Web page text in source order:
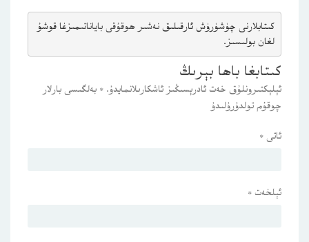
كىتابلارنى چۈشۈرۈش ئارقىلىق نەشىر ھوقۇقى باياناتىمىزغا قوشۇ
لغان بولىسىز.
كىتابغا باھا بېرىڭ
ئېلېكتىرونلۇق خەت ئادرېسىڭىز ئاشكارىلانمايدۇ. * بەلگىسى بارلار
چوقۇم تولدۇرۇلىدۇ
ئاتى *
ئېلخەت *